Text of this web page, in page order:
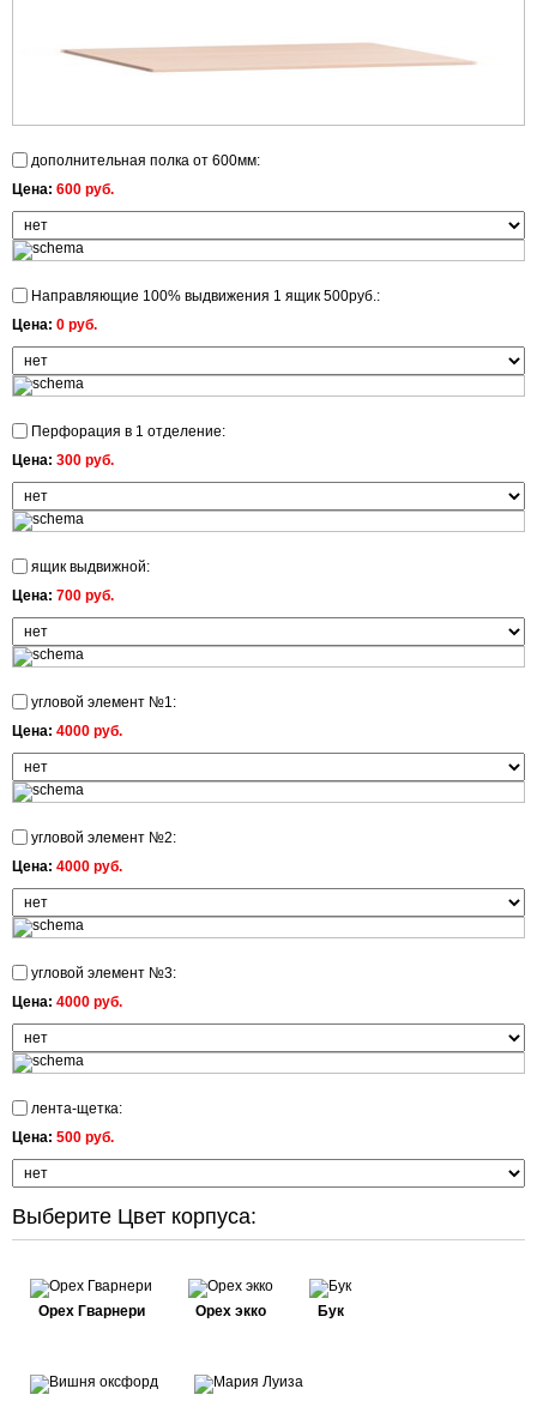
дополнительная полка от 600мм:
Цена: 600 руб.
Направляющие 100% выдвижения 1 ящик 500руб.:
Цена: 0 руб.
Перфорация в 1 отделение:
Цена: 300 руб.
ящик выдвижной:
Цена: 700 руб.
угловой элемент №1:
Цена: 4000 руб.
угловой элемент №2:
Цена: 4000 руб.
угловой элемент №3:
Цена: 4000 руб.
лента-щетка:
Цена: 500 руб.
Выберите Цвет корпуса:
Орех Гварнери Орех экко Бук